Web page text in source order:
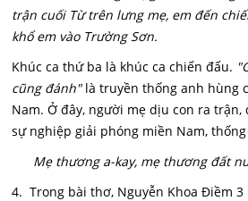
trận cuối Từ trên lưng mẹ, em đến
khổ em vào Trường Sơn.
Khúc ca thứ ba là khúc ca chiến đấu.
cũng đánh"là truyền thống anh hùng
Nam. Ở đây, người mẹ dịu con ra
sự nghiệp giải phóng miền Nam,
Mẹ thương a-kay, mẹ thương đất
4. Trong bài thơ, Nguyễn Khoa Điềm